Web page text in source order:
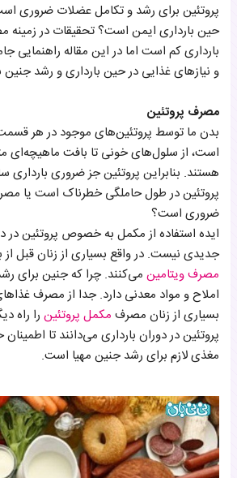
پروتئین برای رشد و تکامل عضلات ضروری
حین بارداری ایمن است؟ تحقیقات در زمینه
بارداری کم است اما در این مقاله راهنمایی
و نیازهای غذایی در حین بارداری و رشد جنین
مصرف پروتئین
بدن ما توسط پروتئین‌های موجود در هر
است، از سلول‌های خونی تا بافت ماهیچه‌ای
هستند. بنابراین پروتئین جز ضروری بارداری
پروتئین در طول حاملگی خطرناک است یا
ضروری است؟
ایده استفاده از مکمل به خصوص پروتئین در
جدیدی نیست. در واقع بسیاری از زنان قبل از
مصرف ویتامین می‌کنند. چرا که جنین برای
املاح و مواد معدنی دارد. جدا از مصرف
بسیاری از زنان مصرف مکمل پروتئین را راه
پروتئین در دوران بارداری می‌دانند تا
مغذی لازم برای رشد جنین مهیا است.